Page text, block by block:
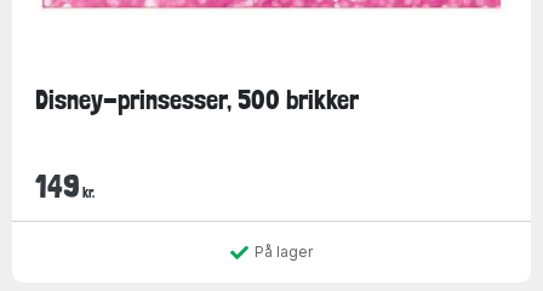
Disney-prinsesser, 500 brikker
149 kr.
På lager